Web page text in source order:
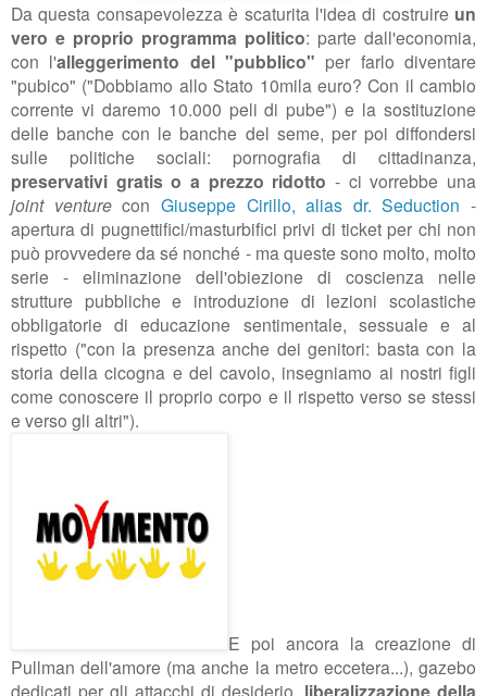
Da questa consapevolezza è scaturita l'idea di costruire un
vero e proprio programma politico: parte dall'economia,
con l'alleggerimento del "pubblico" per farlo diventare
"pubico" ("Dobbiamo allo Stato 10mila euro? Con il cambio
corrente vi daremo 10.000 peli di pube") e la sostituzione
delle banche con le banche del seme, per poi diffondersi
sulle politiche sociali: pornografia di cittadinanza,
preservativi gratis o a prezzo ridotto - ci vorrebbe una
joint venturecon Giuseppe Cirillo, alias dr. Seduction -
apertura di pugnettifici/masturbifici privi di ticket per chi non
può provvedere da sé nonché - ma queste sono molto, molto
serie - eliminazione dell'obiezione di coscienza nelle
strutture pubbliche e introduzione di lezioni scolastiche
obbligatorie di educazione sentimentale, sessuale e al
rispetto ("con la presenza anche dei genitori: basta con la
storia della cicogna e del cavolo, insegniamo ai nostri figli
come conoscere il proprio corpo e il rispetto verso se stessi
e verso gli altri").
E poi ancora la creazione di
Pullman dell'amore (ma anche la metro eccetera...), gazebo
dedicati per gli attacchi di desiderio,